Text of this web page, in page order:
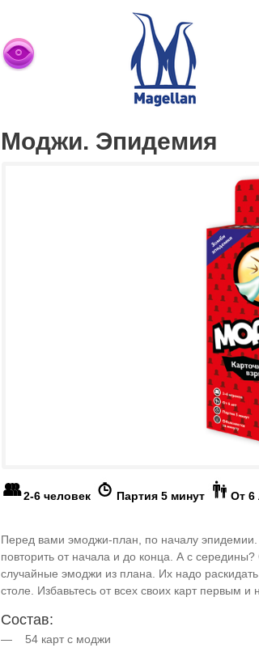
Моджи. Эпидемия
2-6 человек Партия 5 минут От 6
Перед вами эмоджи-план, по началу эпидемии.
повторить от начала и до конца. А с
случайные эмоджи из плана. Их надо
столе. Избавьтесь от всех своих карт первым и
Состав:
— 54 карт с моджи